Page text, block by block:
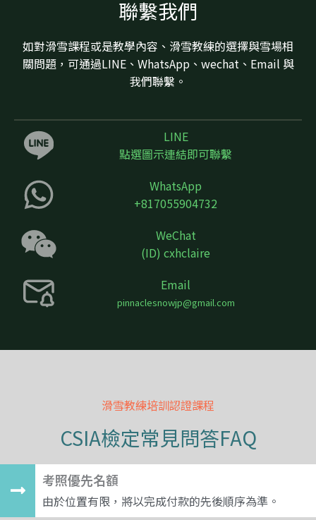
聯繫我們
如對滑雪課程或是教學內容、滑雪教練的選擇與雪場相
關問題，可通過LINE、WhatsApp、wechat、Email 與
我們聯繫。
LINE
點選圖示連結即可聯繫
WhatsApp
+817055904732
WeChat
(ID) cxhclaire
Email
pinnaclesnowjp@gmail.com
滑雪教練培訓認證課程
CSIA檢定常見問答FAQ
考照優先名額
由於位置有限，將以完成付款的先後順序為準。